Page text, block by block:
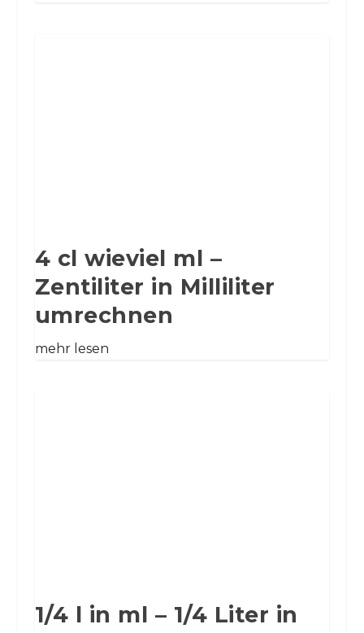
4 cl wieviel ml –
Zentiliter in Milliliter
umrechnen
mehr lesen
1/4 l in ml – 1/4 Liter in